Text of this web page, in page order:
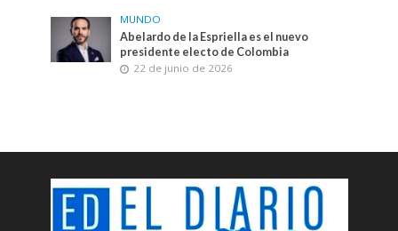
MUNDO
Abelardo de la Espriella es el nuevo
presidente electo de Colombia
22 de junio de 2026